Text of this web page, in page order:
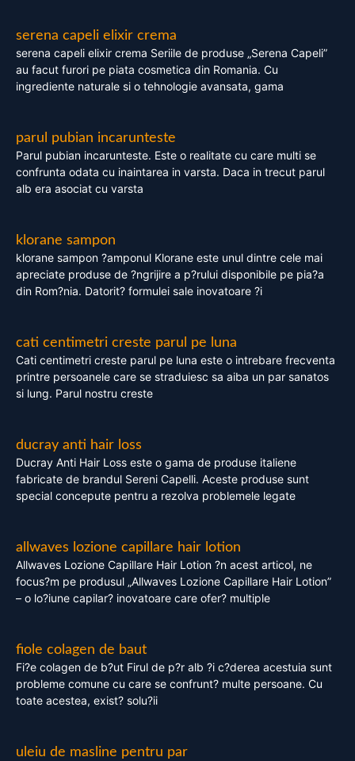
serena capeli elixir crema
serena capeli elixir crema Seriile de produse „Serena Capeli”
au facut furori pe piata cosmetica din Romania. Cu
ingrediente naturale si o tehnologie avansata, gama
parul pubian incarunteste
Parul pubian incarunteste. Este o realitate cu care multi se
confrunta odata cu inaintarea in varsta. Daca in trecut parul
alb era asociat cu varsta
klorane sampon
klorane sampon ?amponul Klorane este unul dintre cele mai
apreciate produse de ?ngrijire a p?rului disponibile pe pia?a
din Rom?nia. Datorit? formulei sale inovatoare ?i
cati centimetri creste parul pe luna
Cati centimetri creste parul pe luna este o intrebare frecventa
printre persoanele care se straduiesc sa aiba un par sanatos
si lung. Parul nostru creste
ducray anti hair loss
Ducray Anti Hair Loss este o gama de produse italiene
fabricate de brandul Sereni Capelli. Aceste produse sunt
special concepute pentru a rezolva problemele legate
allwaves lozione capillare hair lotion
Allwaves Lozione Capillare Hair Lotion ?n acest articol, ne
focus?m pe produsul „Allwaves Lozione Capillare Hair Lotion”
– o lo?iune capilar? inovatoare care ofer? multiple
fiole colagen de baut
Fi?e colagen de b?ut Firul de p?r alb ?i c?derea acestuia sunt
probleme comune cu care se confrunt? multe persoane. Cu
toate acestea, exist? solu?ii
uleiu de masline pentru par